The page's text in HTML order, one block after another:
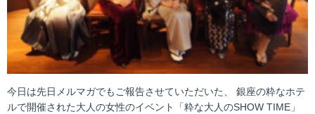
今日は先日メルマガでもご報告させていただいた、 銀座の粋なホテ
ルで開催された大人の女性のイベント「粋な大人のSHOW TIME」